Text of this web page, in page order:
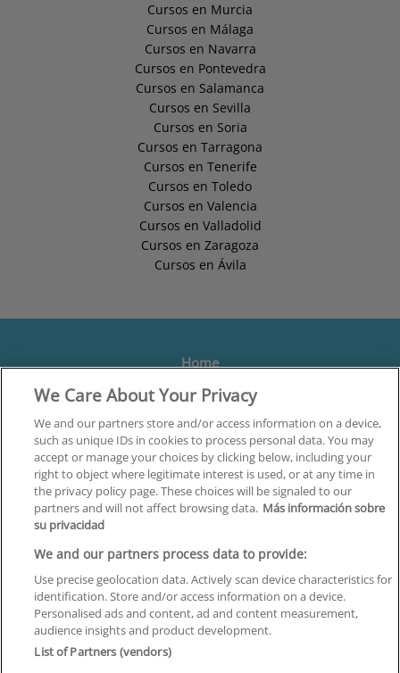
Cursos en Murcia
Cursos en Málaga
Cursos en Navarra
Cursos en Pontevedra
Cursos en Salamanca
Cursos en Sevilla
Cursos en Soria
Cursos en Tarragona
Cursos en Tenerife
Cursos en Toledo
Cursos en Valencia
Cursos en Valladolid
Cursos en Zaragoza
Cursos en Ávila
Home
Formación
Centros
Orientación
Quiénes somos
Contacta
Aviso Legal
Política de Privacidad
Política de Cookies
Canal Ético
We Care About Your Privacy
We and our partners store and/or access information on a device,
such as unique IDs in cookies to process personal data. You may
accept or manage your choices by clicking below, including your
right to object where legitimate interest is used, or at any time in
the privacy policy page. These choices will be signaled to our
partners and will not affect browsing data. Más información sobre
su privacidad
We and our partners process data to provide:
Use precise geolocation data. Actively scan device characteristics for
identification. Store and/or access information on a device.
Personalised ads and content, ad and content measurement,
audience insights and product development.
List of Partners (vendors)